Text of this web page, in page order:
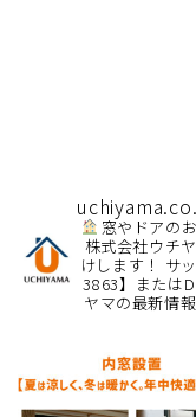
窓やドアの
株式会社ウチ
けします！
サ
3863】または
ヤマの最新情